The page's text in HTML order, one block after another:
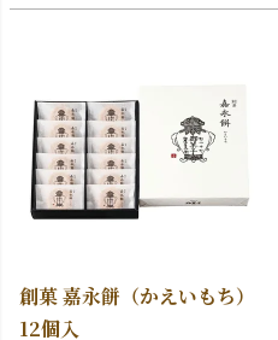
創菓 嘉永餅（かえいもち）
12個入